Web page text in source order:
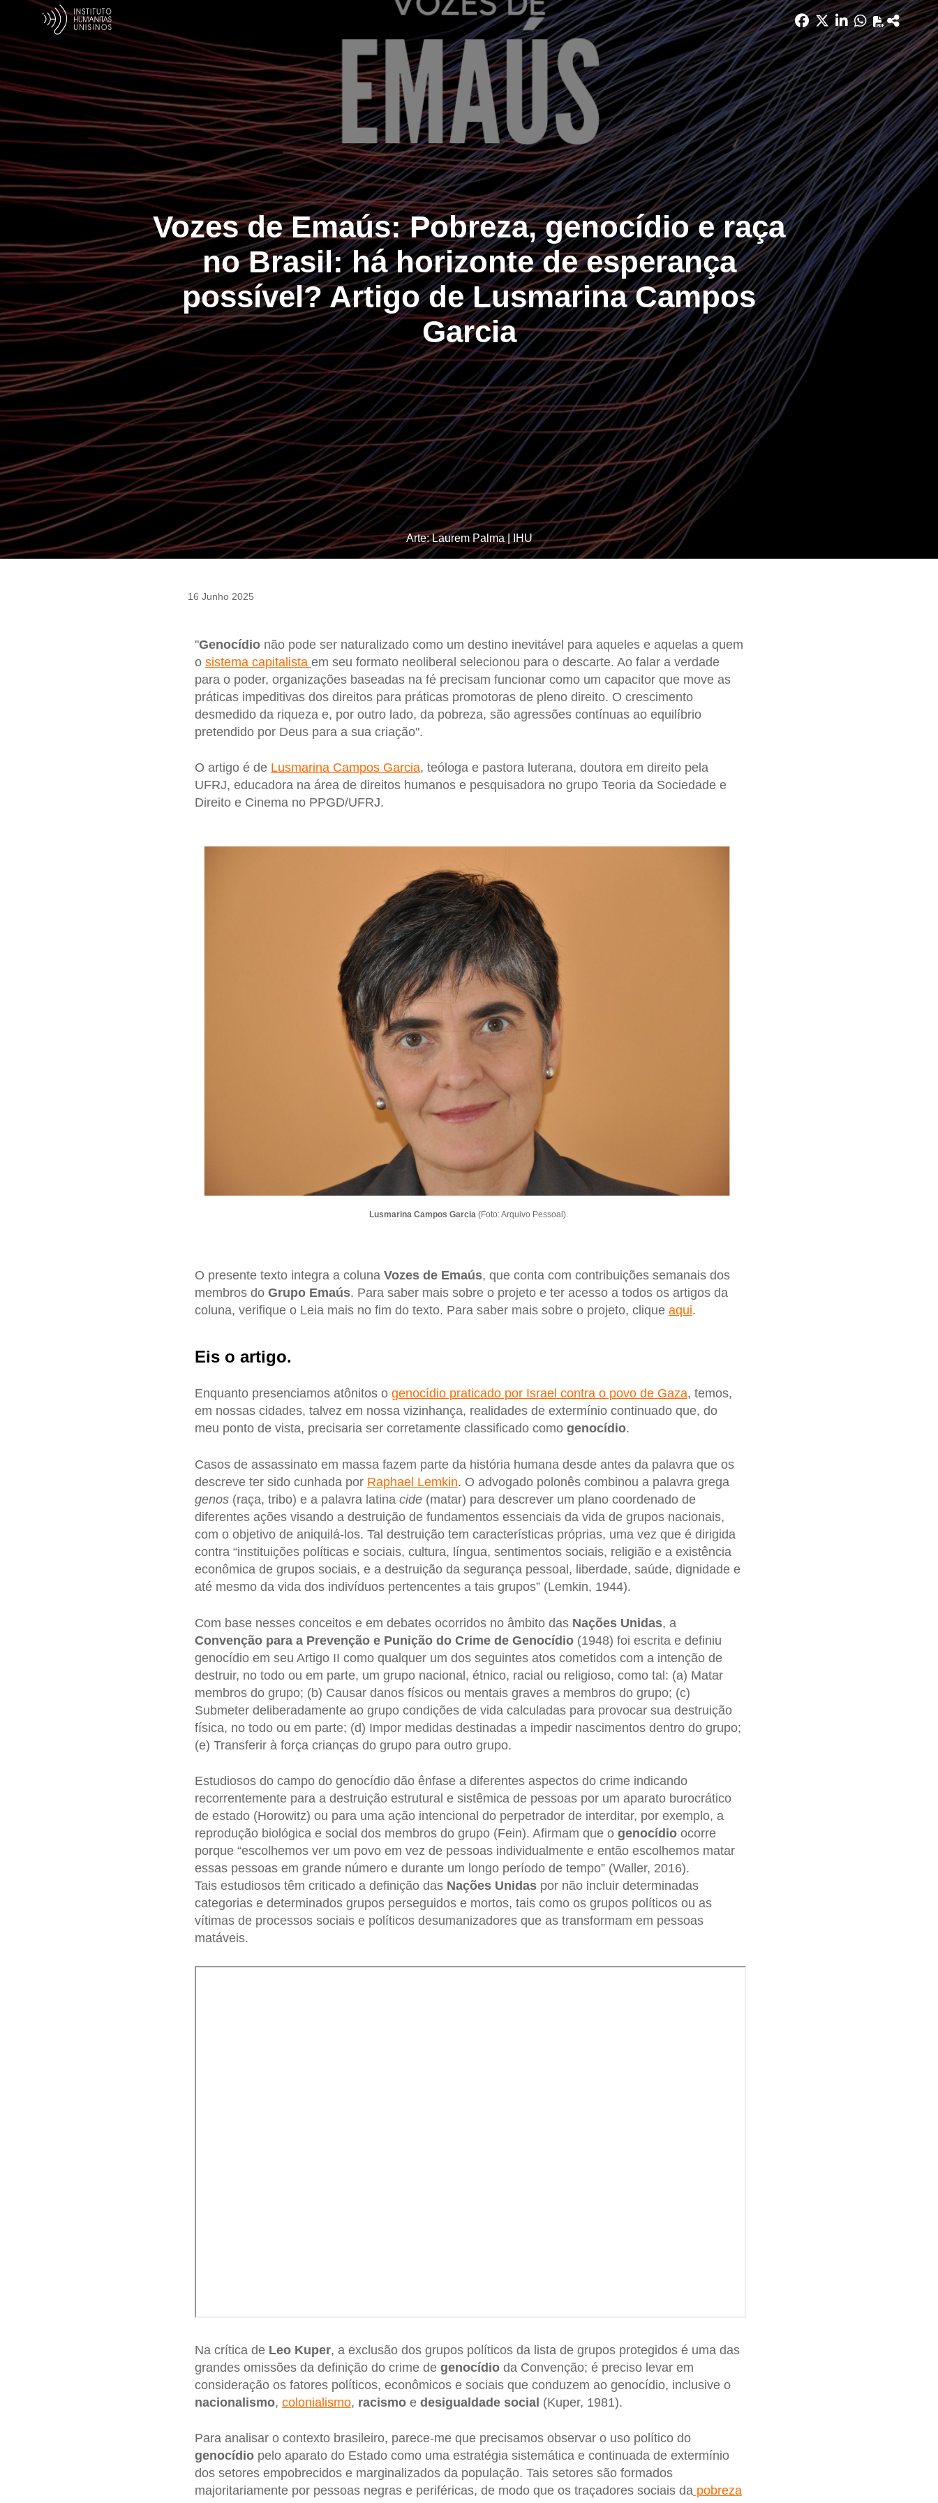
Vozes de Emaús: Pobreza, genocídio e raça
no Brasil: há horizonte de esperança
possível? Artigo de Lusmarina Campos
Garcia
Arte: Laurem Palma | IHU
16 Junho 2025
"Genocídionão pode ser naturalizado como um destino inevitável para aqueles e aquelas a quem
o sistema capitalista em seu formato neoliberal selecionou para o descarte. Ao falar a verdade
para o poder, organizações baseadas na fé precisam funcionar como um capacitor que move as
práticas impeditivas dos direitos para práticas promotoras de pleno direito. O crescimento
desmedido da riqueza e, por outro lado, da pobreza, são agressões contínuas ao equilíbrio
pretendido por Deus para a sua criação".
O artigo é de Lusmarina Campos Garcia, teóloga e pastora luterana, doutora em direito pela
UFRJ, educadora na área de direitos humanos e pesquisadora no grupo Teoria da Sociedade e
Direito e Cinema no PPGD/UFRJ.
Lusmarina Campos Garcia (Foto: Arquivo Pessoal).
O presente texto integra a coluna Vozes de Emaús, que conta com contribuições semanais dos
membros do Grupo Emaús. Para saber mais sobre o projeto e ter acesso a todos os artigos da
coluna, verifique o Leia mais no fim do texto. Para saber mais sobre o projeto, clique aqui.
Eis o artigo.
Enquanto presenciamos atônitos o genocídio praticado por Israel contra o povo de Gaza, temos,
em nossas cidades, talvez em nossa vizinhança, realidades de extermínio continuado que, do
meu ponto de vista, precisaria ser corretamente classificado como genocídio.
Casos de assassinato em massa fazem parte da história humana desde antes da palavra que os
descreve ter sido cunhada por Raphael Lemkin. O advogado polonês combinou a palavra grega
genos(raça, tribo) e a palavra latina cide(matar) para descrever um plano coordenado de
diferentes ações visando a destruição de fundamentos essenciais da vida de grupos nacionais,
com o objetivo de aniquilá-los. Tal destruição tem características próprias, uma vez que é dirigida
contra “instituições políticas e sociais, cultura, língua, sentimentos sociais, religião e a existência
econômica de grupos sociais, e a destruição da segurança pessoal, liberdade, saúde, dignidade e
até mesmo da vida dos indivíduos pertencentes a tais grupos” (Lemkin, 1944).
Com base nesses conceitos e em debates ocorridos no âmbito das Nações Unidas, a
Convenção para a Prevenção e Punição do Crime de Genocídio(1948) foi escrita e definiu
genocídio em seu Artigo II como qualquer um dos seguintes atos cometidos com a intenção de
destruir, no todo ou em parte, um grupo nacional, étnico, racial ou religioso, como tal: (a) Matar
membros do grupo; (b) Causar danos físicos ou mentais graves a membros do grupo; (c)
Submeter deliberadamente ao grupo condições de vida calculadas para provocar sua destruição
física, no todo ou em parte; (d) Impor medidas destinadas a impedir nascimentos dentro do grupo;
(e) Transferir à força crianças do grupo para outro grupo.
Estudiosos do campo do genocídio dão ênfase a diferentes aspectos do crime indicando
recorrentemente para a destruição estrutural e sistêmica de pessoas por um aparato burocrático
de estado (Horowitz) ou para uma ação intencional do perpetrador de interditar, por exemplo, a
reprodução biológica e social dos membros do grupo (Fein). Afirmam que o genocídioocorre
porque “escolhemos ver um povo em vez de pessoas individualmente e então escolhemos matar
essas pessoas em grande número e durante um longo período de tempo” (Waller, 2016).
Tais estudiosos têm criticado a definição das Nações Unidaspor não incluir determinadas
categorias e determinados grupos perseguidos e mortos, tais como os grupos políticos ou as
vítimas de processos sociais e políticos desumanizadores que as transformam em pessoas
matáveis.
Na crítica de Leo Kuper, a exclusão dos grupos políticos da lista de grupos protegidos é uma das
grandes omissões da definição do crime de genocídioda Convenção; é preciso levar em
consideração os fatores políticos, econômicos e sociais que conduzem ao genocídio, inclusive o
nacionalismo, colonialismo, racismoe desigualdade social (Kuper, 1981).
Para analisar o contexto brasileiro, parece-me que precisamos observar o uso político do
genocídiopelo aparato do Estado como uma estratégia sistemática e continuada de extermínio
dos setores empobrecidos e marginalizados da população. Tais setores são formados
majoritariamente por pessoas negras e periféricas, de modo que os traçadores sociais dapobreza